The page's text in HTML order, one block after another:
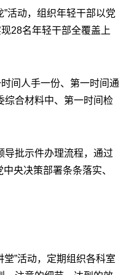
”活动，组织年轻干部以党
28名年轻干部全覆盖上
间人手一份、第一时间通
综合材料中、第一时间检
导批示件办理流程，通过
央决策部署条条落实、
堂”活动，定期组织各科室